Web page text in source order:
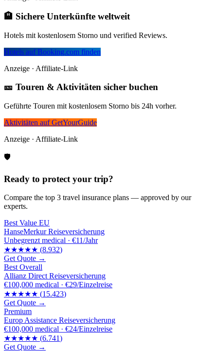
🏨 Sichere Unterkünfte weltweit
Hotels mit kostenlosem Storno und verified Reviews.
Hotels auf Booking.com finden
Anzeige · Affiliate-Link
🎫 Touren & Aktivitäten sicher buchen
Geführte Touren mit kostenlosem Storno bis 24h vorher.
Aktivitäten auf GetYourGuide
Anzeige · Affiliate-Link
🛡️
Ready to protect your trip?
Compare the top 3 travel insurance plans — approved by our
experts.
Best Value EU
HanseMerkur Reiseversicherung
Unbegrenzt medical · €11/Jahr
★★★★★ (8.932)
Get Quote →
Best Overall
Allianz Direct Reiseversicherung
€100,000 medical · €29/Einzelreise
★★★★★ (15.423)
Get Quote →
Premium
Europ Assistance Reiseversicherung
€100,000 medical · €24/Einzelreise
★★★★★ (6.741)
Get Quote →